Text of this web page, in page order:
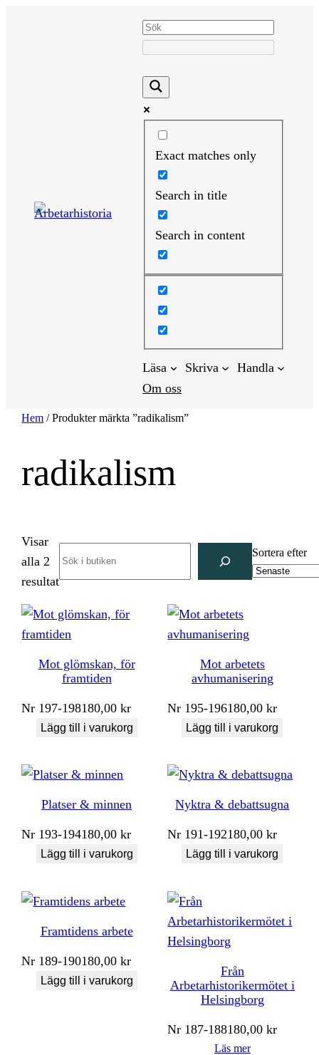
Exact matches only
Search in title
Search in content
Läsa Skriva
Handla
Om oss
Hem / Produkter märkta ”radikalism”
radikalism
Visar
alla 2
resultatSortera
senaste
Sortera efter
Mot glömskan, för
framtiden
Nr 197-198180,00kr
Lägg till i varukorg
Mot arbetets
avhumanisering
Nr 195-196180,00kr
Lägg till i varukorg
Platser & minnen
Nr 193-194180,00kr
Lägg till i varukorg
Nyktra & debattsugna
Nr 191-192180,00kr
Lägg till i varukorg
Framtidens arbete
Nr 189-190180,00kr
Lägg till i varukorg
Från
Arbetarhistorikermötet i
Helsingborg
Nr 187-188180,00kr
Läs mer